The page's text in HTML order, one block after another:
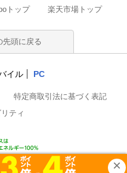
トップ 楽天市場トップ
先頭に戻る
イル PC
特定商取引法に基づく表記
ティ